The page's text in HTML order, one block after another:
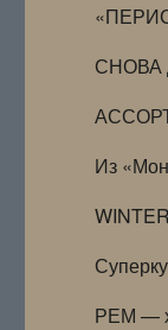
СНОВА
Из
РЕМ —